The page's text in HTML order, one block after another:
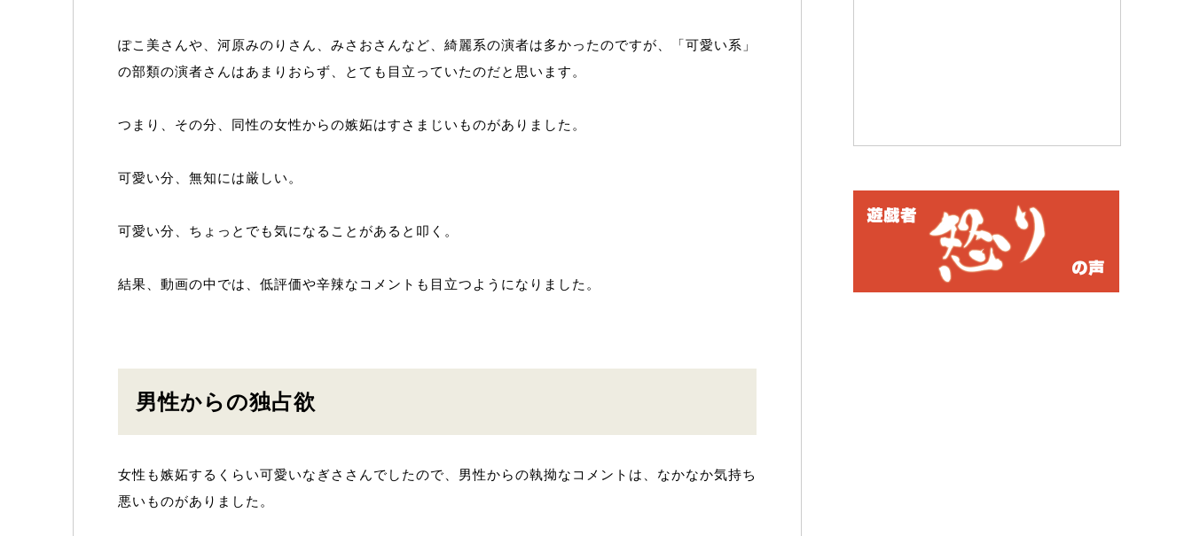
ぽこ美さんや、河原みのりさん、みさおさんなど、綺麗系の演者は多かったのですが、「可愛い系」
の部類の演者さんはあまりおらず、とても目立っていたのだと思います。
つまり、その分、同性の女性からの嫉妬はすさまじいものがありました。
可愛い分、無知には厳しい。
可愛い分、ちょっとでも気になることがあると叩く。
結果、動画の中では、低評価や辛辣なコメントも目立つようになりました。
男性からの独占欲
女性も嫉妬するくらい可愛いなぎささんでしたので、男性からの執拗なコメントは、なかなか気持ち
悪いものがありました。